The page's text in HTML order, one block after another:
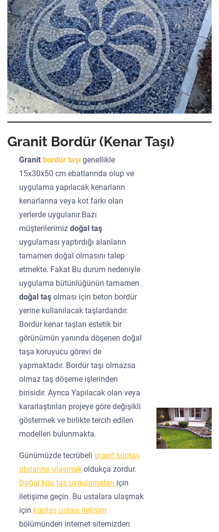
Granit Bordür (Kenar Taşı)
Granitbordür taşı genellikle
15x30x50 cm ebatlarında olup ve
uygulama yapılacak kenarların
kenarlarına veya kot farkı olan
yerlerde uygulanır.Bazı
müşterilerimizdoğal taş
uygulaması yaptırdığı alanların
tamamen doğal olmasını talep
etmekte. Fakat Bu durum nedeniyle
uygulama bütünlüğünün tamamen
doğal taşolması için beton bordür
yerine kullanılacak taşlardandır.
Bordür kenar taşları estetik bir
görünümün yanında döşenen doğal
taşa koruyucu görevi de
yapmaktadır. Bordür taşı olmazsa
olmaz taş döşeme işlerinden
birisidir. Ayrıca Yapılacak olan veya
kararlaştırılan projeye göre değişikli
göstermek ve birlikte tercih edilen
modelleri bulunmakta.
Günümüzde tecrübeligranit küptaş
utalarına ulaşmak oldukça zordur.
Doğal küp taş uygulamaları için
iletişime geçin. Bu ustalara ulaşmak
için küptaş ustası iletişim
bölümünden internet sitemizden